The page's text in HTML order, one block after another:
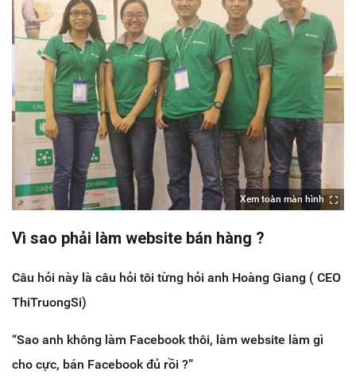
Xem toàn màn hình
Vì sao phải làm website bán hàng ?
Câu hỏi này là câu hỏi tôi từng hỏi anh Hoàng Giang ( CEO
ThiTruongSi)
“Sao anh không làm Facebook thôi, làm website làm gì
cho cực, bán Facebook đủ rồi ?”